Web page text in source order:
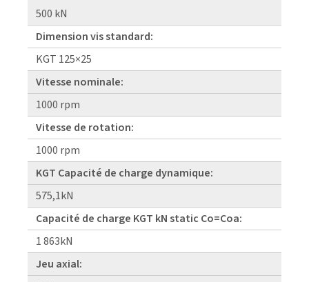
500 kN
Dimension vis standard:
KGT 125×25
Vitesse nominale:
1000 rpm
Vitesse de rotation:
1000 rpm
KGT Capacité de charge dynamique:
575,1kN
Capacité de charge KGT kN static Co=Coa:
1 863kN
Jeu axial: